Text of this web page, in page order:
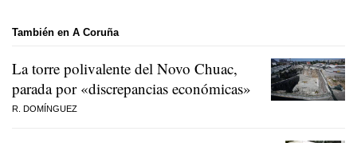
También en A Coruña
La torre polivalente del Novo Chuac,
parada por «discrepancias económicas»
R. DOMÍNGUEZ